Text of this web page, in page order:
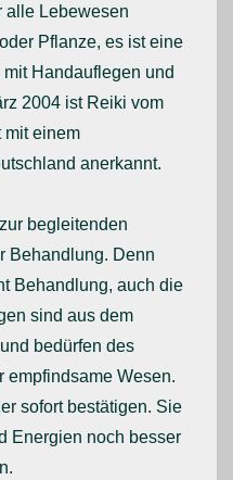
alle Lebewesen
Pflanze, es ist eine
Handauflegen und
2004 ist Reiki vom
mit einem
anerkannt.
begleitenden
Behandlung. Denn
Behandlung, auch die
sind aus dem
bedürfen des
empfindsame Wesen.
sofort bestätigen. Sie
Energien noch besser